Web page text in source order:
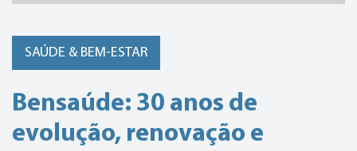
SAÚDE & BEM-ESTAR
Bensaúde: 30 anos de
evolução, renovação e